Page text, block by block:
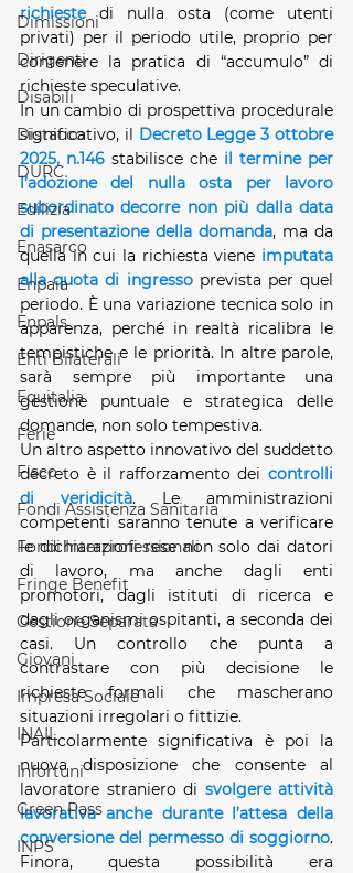
Dimissioni
Dirigenti
Disabili
Distacco
DURC
Edilizia
Enasarco
Enpaia
Enpals
Enti Bilaterali
Equitalia
Ferie
Fisco
Fondi Assistenza Sanitaria
Fondi Interprofessionali
Fringe Benefit
Gestione Separata
Giovani
Impresa Sociale
INAIL
Infortuni
Green Pass
INPS
richieste di nulla osta (come utenti
privati) per il periodo utile, proprio per
contenere la pratica di “accumulo” di
richieste speculative.
In un cambio di prospettiva procedurale
significativo, il Decreto Legge 3 ottobre
2025, n.146 stabilisce che il termine per
l’adozione del nulla osta per lavoro
subordinato decorre non più dalla data
di presentazione della domanda, ma da
quella in cui la richiesta viene imputata
alla quota di ingresso prevista per quel
periodo. È una variazione tecnica solo in
apparenza, perché in realtà ricalibra le
tempistiche e le priorità. In altre parole,
sarà sempre più importante una
gestione puntuale e strategica delle
domande, non solo tempestiva.
Un altro aspetto innovativo del suddetto
decreto è il rafforzamento dei controlli
di veridicità. Le amministrazioni
competenti saranno tenute a verificare
le dichiarazioni rese non solo dai datori
di lavoro, ma anche dagli enti
promotori, dagli istituti di ricerca e
dagli organismi ospitanti, a seconda dei
casi. Un controllo che punta a
contrastare con più decisione le
richieste formali che mascherano
situazioni irregolari o fittizie.
Particolarmente significativa è poi la
nuova disposizione che consente al
lavoratore straniero di svolgere attività
lavorativa anche durante l’attesa della
conversione del permesso di soggiorno.
Finora, questa possibilità era